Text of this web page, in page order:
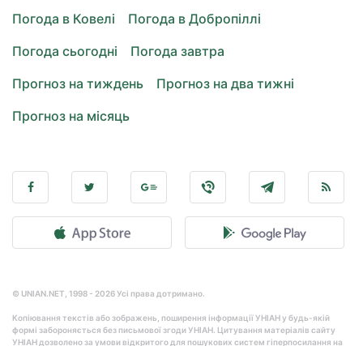
Погода в Ковелі
Погода в Добропіллі
Погода сьогодні
Погода завтра
Прогноз на тиждень
Прогноз на два тижні
Прогноз на місяць
© UNIAN.NET, 1998 - 2026 Усі права дотримано.
Копіювання текстів або зображень, поширення інформації УНІАН у будь-якій
формі забороняється без письмової згоди УНІАН. Цитування матеріалів сайту
УНІАН дозволено за умови відкритого для пошукових систем гіперпосилання на